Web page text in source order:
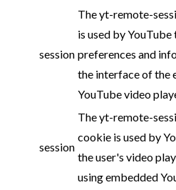
session
The yt-remote-
is used by
preferences and
the interface of the
YouTube video
session
The yt-remote-
cookie is used by
the user's video
using embedded